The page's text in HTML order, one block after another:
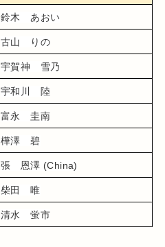
鈴木　あおい
古山　りの
宇賀神　雪乃
宇和川　陸
富永　圭南
樺澤　碧
張　恩澤 (China)
柴田　唯
清水　蛍市